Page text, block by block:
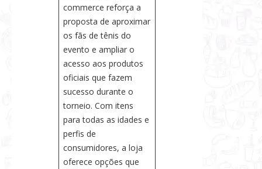
commerce reforça a
proposta de aproximar
os fãs de tênis do
evento e ampliar o
acesso aos produtos
oficiais que fazem
sucesso durante o
torneio. Com itens
para todas as idades e
perfis de
consumidores, a loja
oferece opções que